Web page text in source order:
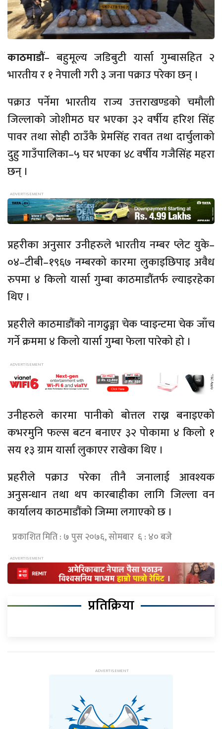
काठमाडौं– बहुमूल्य जडिबुटी यार्सा गुम्बासहित २
भारतीय र १ नेपाली गरी ३ जना पक्राउ परेका छन् ।
पक्राउ पर्नेमा भारतीय राज्य उत्तराखण्डको चमौली
जिल्लाको जोशीमठ घर भएका ३२ वर्षीय हरिश सिंह
पावर तथा सोही ठाउँकै प्रेमसिंह रावत तथा दार्चुलाको
दुहु गाउँपालिका–५ घर भएका ४८ वर्षीय गजैसिंह महरा
छन् ।
प्रहरीका अनुसार उनीहरुले भारतीय नम्बर प्लेट युके–
०४–टीबी–१९६७ नम्बरको कारमा लुकाइछिपाइ अवैध
रुपमा ४ किलो यार्सा गुम्बा काठमाडौंतर्फ ल्याइरहेका
थिए ।
प्रहरीले काठमाडौंको नागढुङ्गा चेक प्वाइन्टमा चेक जाँच
गर्ने क्रममा ४ किलो यार्सा गुम्बा फेला पारेको हो ।
उनीहरुले कारमा पानीको बोत्तल राख्न बनाइएको
कभरमुनि फल्स बटन बनाएर ३२ पोकामा ४ किलो १
सय १३ ग्राम यार्सा लुकाएर राखेका थिए ।
प्रहरीले पक्राउ परेका तीनै जनालाई आवश्यक
अनुसन्धान तथा थप कारबाहीका लागि जिल्ला वन
कार्यालय काठमाडौंको जिम्मा लगाएको छ ।
प्रकाशित मिति : ७ पुस २०७६, सोमबार ६ : ४० बजे
प्रतिक्रिया